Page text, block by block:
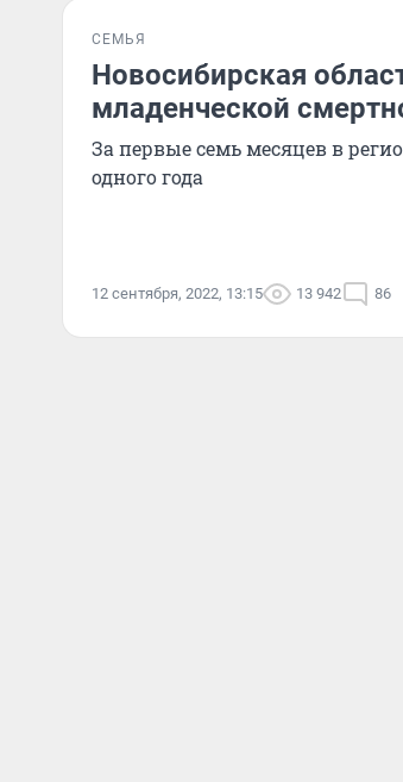
СЕМЬЯ
Новосибирская
младенческой
За первые семь месяцев в
одного года
12 сентября, 2022, 13:15 13 942 86